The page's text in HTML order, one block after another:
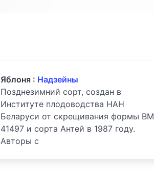
Яблоня : Надзейны
Позднезимний сорт, создан в
Институте плодоводства НАН
Беларуси от скрещивания формы ВМ
41497 и сорта Антей в 1987 году.
Авторы с